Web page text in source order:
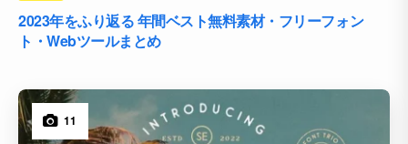
2023年をふり返る 年間ベスト無料素材・フリーフォン
ト・Webツールまとめ
11